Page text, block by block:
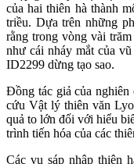
của hai thiên hà thành
triều. Dựa trên những
rằng trong vòng vài
như cái nháy mắt của
ID2299 dừng tạo sao.
Đồng tác giả của nghiên
cứu Vật lý thiên văn
quả to lớn đối với hiểu
trình tiến hóa của các
Các vụ sáp nhập thiên